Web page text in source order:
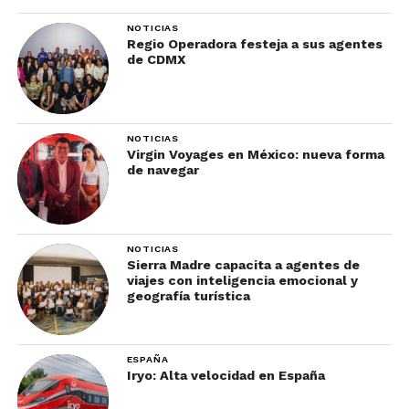
La ventaja es que tú decides en qué gastar. Puedes
ahorrar en comidas sencillas para invertir en una
experiencia especial, elegir un hotel mejor
ubicado o pagar un tour que te haga sentir más
seguro. La libertad también aplica al dinero.
Mejor momento para
hacerlo
NOTICIAS
Regio Operadora festeja a sus agentes
de CDMX
NOTICIAS
Virgin Voyages en México: nueva forma
de navegar
NOTICIAS
Sierra Madre capacita a agentes de
viajes con inteligencia emocional y
geografía turística
ESPAÑA
Iryo: Alta velocidad en España